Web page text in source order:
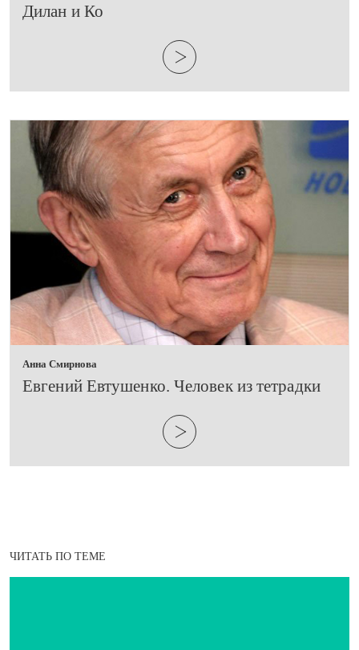
​Дилан и Ко
Анна Смирнова
Евгений Евтушенко. Человек из тетрадки
ЧИТАТЬ ПО ТЕМЕ